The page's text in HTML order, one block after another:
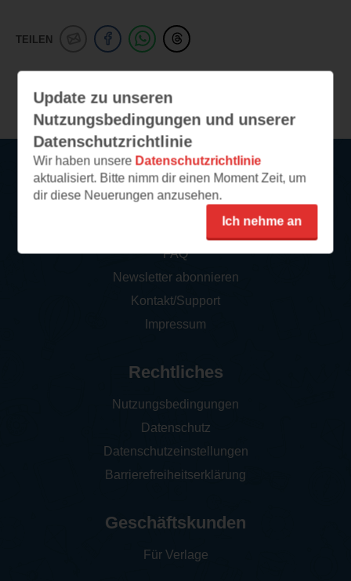
TEILEN
Update zu unseren
Nutzungsbedingungen und unserer
Datenschutzrichtlinie
Wir haben unsere Datenschutzrichtlinie
aktualisiert. Bitte nimm dir einen Moment Zeit, um
dir diese Neuerungen anzusehen.
Ich nehme an
Service
FAQ
Newsletter abonnieren
Kontakt/Support
Impressum
Rechtliches
Nutzungsbedingungen
Datenschutz
Datenschutzeinstellungen
Barrierefreiheitserklärung
Geschäftskunden
Für Verlage